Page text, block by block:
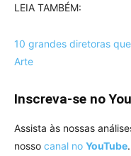
LEIA TAMBÉM:
10 grandes diretoras
Arte
Inscreva-se no
Assista às nossas
nosso canal no YouTube.